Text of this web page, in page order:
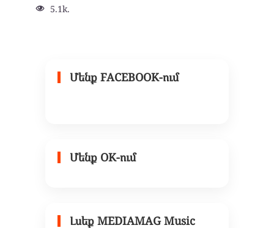
5.1k.
Մենք FACEBOOK-ում
Մենք OK-ում
Լսեք MEDIAMAG Music